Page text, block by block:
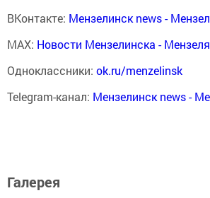
ВКонтакте: Мензелинск news -
MAX: Новости Мензелинска -
Одноклассники: ok.ru/menzelinsk
Telegram-канал: Мензелинск news -
Галерея